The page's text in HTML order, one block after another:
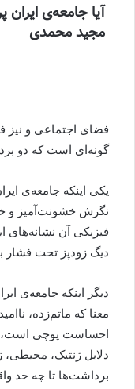
آیا جامعه‌ی
مجید محمدی
فضای اجتماعی و نیز
گونه‌ای است که دو
یکی اینکه جامعه‌ی
نگرش خشونت‌آمیز و
فیزیکی آن نشانه‌های
دیگ زودپز تحت فشار
دیگر اینکه جامعه‌ی
معنا که ماتم‌زده،
احساست پوچی
دلایل ژنتیک،
برداشت‌ها تا چه حد